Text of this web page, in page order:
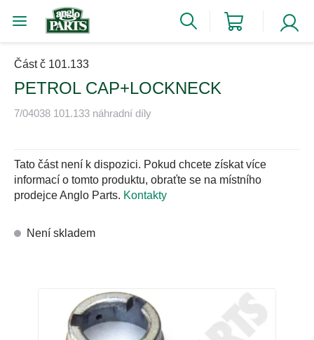
Část č 101.133
PETROL CAP+LOCKNECK
7/04038 101.133 náhradní díly
Tato část není k dispozici. Pokud chcete získat více
informací o tomto produktu, obraťte se na místního
prodejce Anglo Parts. Kontakty
Není skladem